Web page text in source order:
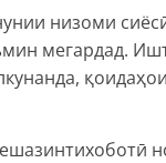
низоми
мегардад.